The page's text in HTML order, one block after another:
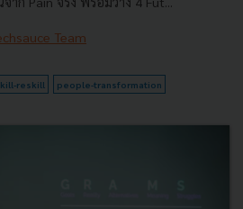
Team
reskill people-transformation